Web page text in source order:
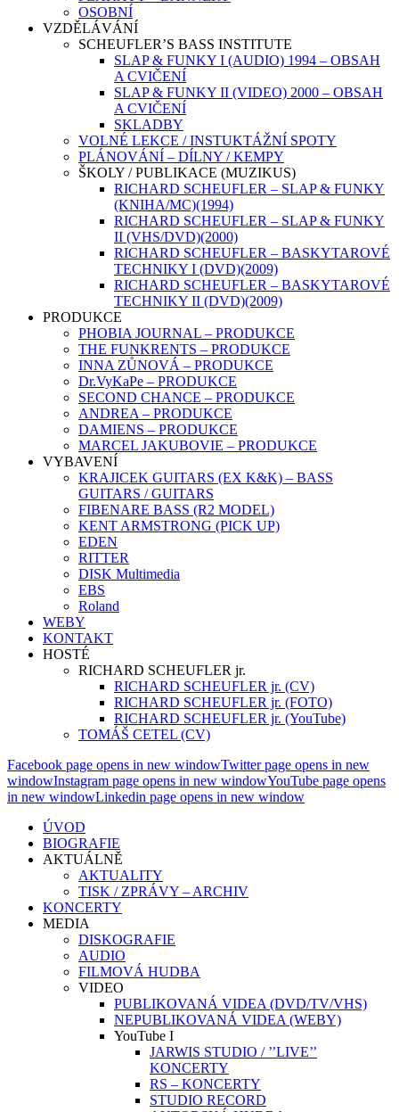
OSOBNÍ
VZDĚLÁVÁNÍ
SCHEUFLER’S BASS INSTITUTE
SLAP & FUNKY I (AUDIO) 1994 – OBSAH
A CVIČENÍ
SLAP & FUNKY II (VIDEO) 2000 – OBSAH
A CVIČENÍ
SKLADBY
VOLNÉ LEKCE / INSTUKTÁŽNÍ SPOTY
PLÁNOVÁNÍ – DÍLNY / KEMPY
ŠKOLY / PUBLIKACE (MUZIKUS)
RICHARD SCHEUFLER – SLAP & FUNKY
(KNIHA/MC)(1994)
RICHARD SCHEUFLER – SLAP & FUNKY
II (VHS/DVD)(2000)
RICHARD SCHEUFLER – BASKYTAROVÉ
TECHNIKY I (DVD)(2009)
RICHARD SCHEUFLER – BASKYTAROVÉ
TECHNIKY II (DVD)(2009)
PRODUKCE
PHOBIA JOURNAL – PRODUKCE
THE FUNKRENTS – PRODUKCE
INNA ZŮNOVÁ – PRODUKCE
Dr.VyKaPe – PRODUKCE
SECOND CHANCE – PRODUKCE
ANDREA – PRODUKCE
DAMIENS – PRODUKCE
MARCEL JAKUBOVIE – PRODUKCE
VYBAVENÍ
KRAJICEK GUITARS (EX K&K) – BASS
GUITARS / GUITARS
FIBENARE BASS (R2 MODEL)
KENT ARMSTRONG (PICK UP)
EDEN
RITTER
DISK Multimedia
EBS
Roland
WEBY
KONTAKT
HOSTÉ
RICHARD SCHEUFLER jr.
RICHARD SCHEUFLER jr. (CV)
RICHARD SCHEUFLER jr. (FOTO)
RICHARD SCHEUFLER jr. (YouTube)
TOMÁŠ CETEL (CV)
Facebook page opens in new windowTwitter page opens in new
windowInstagram page opens in new windowYouTube page opens
in new windowLinkedin page opens in new window
ÚVOD
BIOGRAFIE
AKTUÁLNĚ
AKTUALITY
TISK / ZPRÁVY – ARCHIV
KONCERTY
MEDIA
DISKOGRAFIE
AUDIO
FILMOVÁ HUDBA
VIDEO
PUBLIKOVANÁ VIDEA (DVD/TV/VHS)
NEPUBLIKOVANÁ VIDEA (WEBY)
YouTube I
JARWIS STUDIO / ’’LIVE’’
KONCERTY
RS – KONCERTY
STUDIO RECORD